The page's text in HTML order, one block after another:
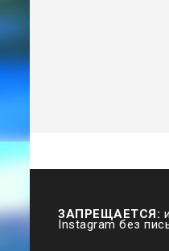
ЗАПРЕЩАЕТСЯ:
Instagram без